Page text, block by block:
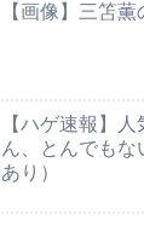
【画像】三笘
【ハゲ速報】
ん、とんでもな
あり）